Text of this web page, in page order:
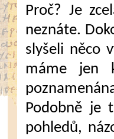
Proč? Je
neznáte.
slyšeli něco
máme jen
Podobně je
pohledů,